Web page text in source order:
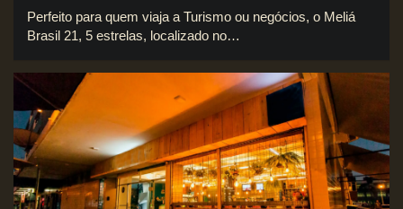
Perfeito para quem viaja a Turismo ou negócios, o Meliá
Brasil 21, 5 estrelas, localizado no…